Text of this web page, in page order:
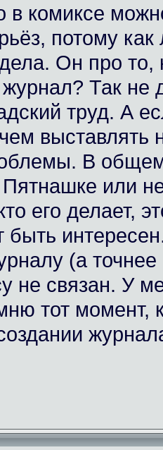
в комиксе
потому
Он про то,
Так не
труд. А
выставлять
В
Пятнашке или
его делает,
быть
(а точнее
не связан. У
тот момент,